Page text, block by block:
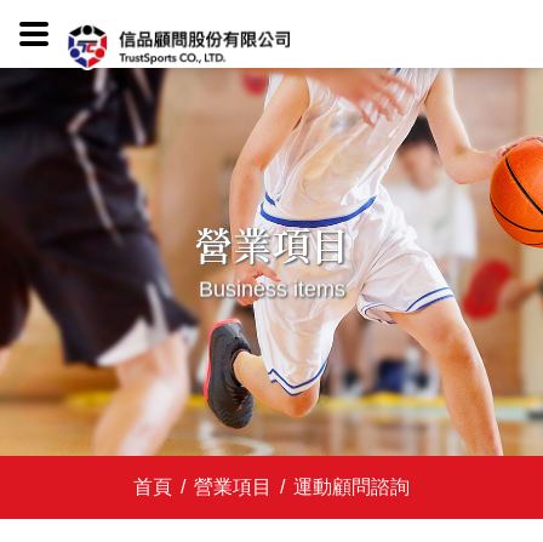
營業項目
Business items
首頁 / 營業項目 / 運動顧問諮詢